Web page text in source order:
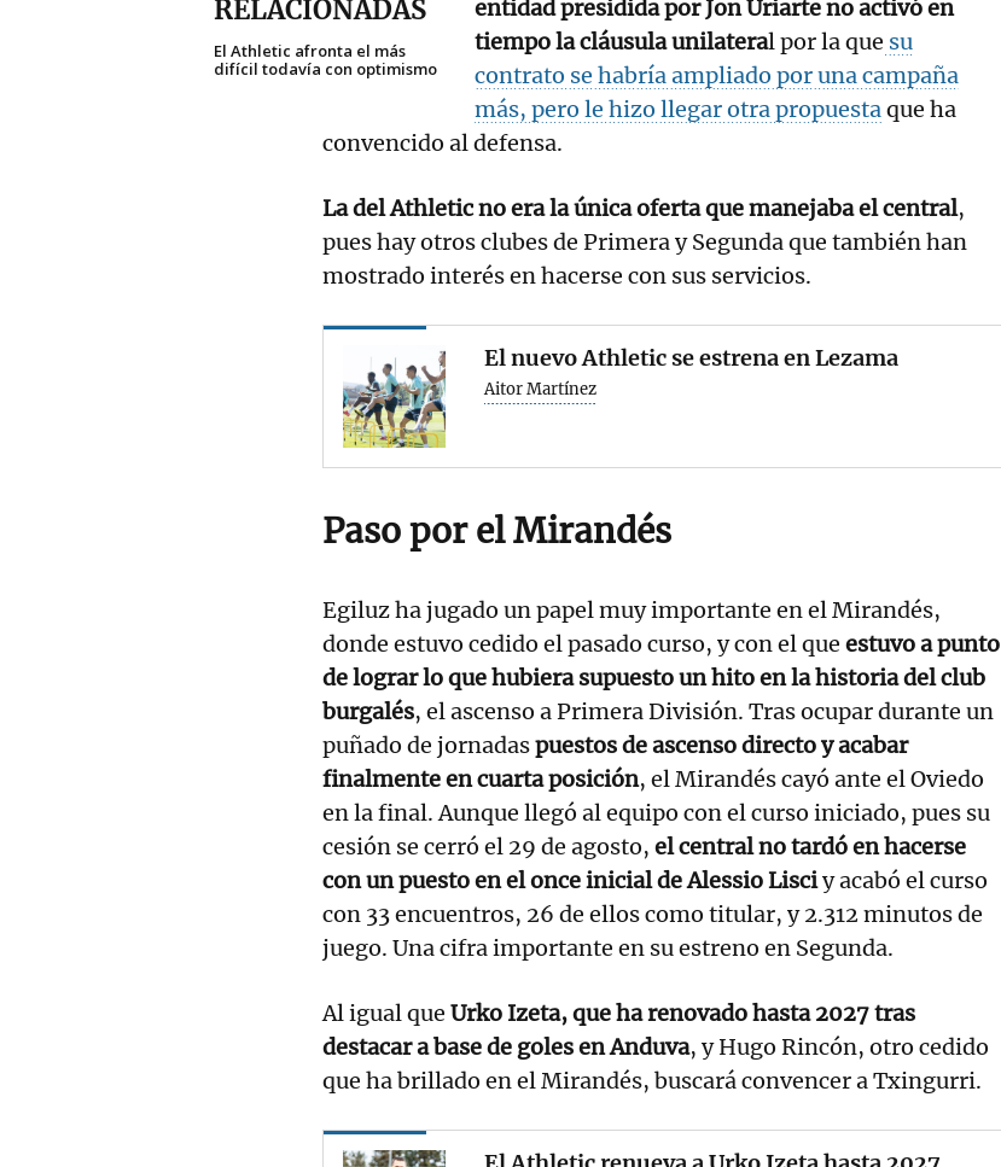
RELACIONADAS
El Athletic afronta el más
difícil todavía con optimismo
entidad presidida por Jon Uriarte no activó en
tiempo la cláusula unilateral por la que su
contrato se habría ampliado por una campaña
más, pero le hizo llegar otra propuestaque ha
convencido al defensa.
La del Athletic no era la única oferta que manejaba el central,
pues hay otros clubes de Primera y Segunda que también han
mostrado interés en hacerse con sus servicios.
El nuevo Athletic se estrena en Lezama
Aitor Martínez
Paso por el Mirandés
Egiluz ha jugado un papel muy importante en el Mirandés,
donde estuvo cedido el pasado curso, y con el que estuvo a punto
de lograr lo que hubiera supuesto un hito en la historia del club
burgalés, el ascenso a Primera División. Tras ocupar durante un
puñado de jornadaspuestos de ascenso directo y acabar
finalmente en cuarta posición, el Mirandés cayó ante el Oviedo
en la final. Aunque llegó al equipo con el curso iniciado, pues su
cesión se cerró el 29 de agosto, el central no tardó en hacerse
con un puesto en el once inicial de Alessio Lisciy acabó el curso
con 33 encuentros, 26 de ellos como titular, y 2.312 minutos de
juego. Una cifra importante en su estreno en Segunda.
Al igual que Urko Izeta, que ha renovado hasta 2027 tras
destacar a base de goles en Anduva, y Hugo Rincón, otro cedido
que ha brillado en el Mirandés, buscará convencer a Txingurri.